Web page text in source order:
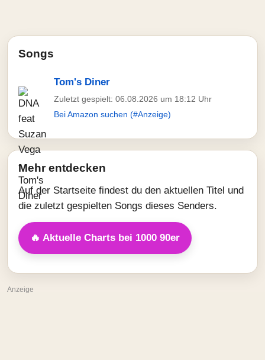
Songs
Tom's Diner
Zuletzt gespielt: 06.08.2026 um 18:12 Uhr
Bei Amazon suchen (#Anzeige)
Mehr entdecken
Auf der Startseite findest du den aktuellen Titel und
die zuletzt gespielten Songs dieses Senders.
🔥 Aktuelle Charts bei 1000 90er
Anzeige